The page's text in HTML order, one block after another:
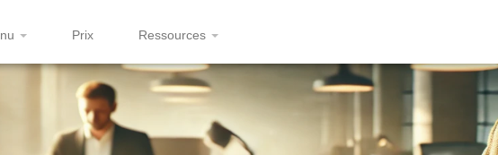
Prix Ressources